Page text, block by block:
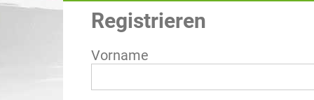
Registrieren
Vorname